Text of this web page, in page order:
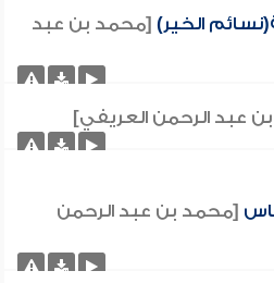
الخير) [محمد بن عبد
عبد الرحمن العريفي]
[محمد بن عبد الرحمن